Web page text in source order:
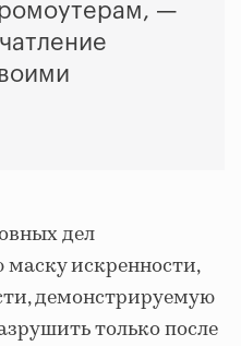
—
дел
искренности,
демонстрируемую
только после